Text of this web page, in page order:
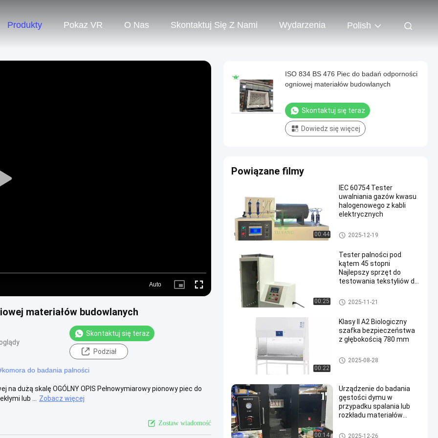
Produkty Pokaz VR O Nas Skontaktuj Się Z Nami Wydarzenia Polish
Play
Auto
Picture- Fullscreen
materiałów budowlanych
Skontaktuj się teraz
Podział
komora do badania palności
dużą skalę OGÓLNY OPIS Pełnowymiarowy pionowy piec do
lub ...
Zobacz więcej
Zostaw wiadomość
ISO 834 BS 476 Piec do badań odporności
ogniowej materiałów budowlanych
Skontaktuj się teraz
Dowiedz się więcej
Powiązane filmy
00:44
IEC 60754 Tester
uwalniania gazów kwasu
halogenowego z kabli
elektrycznych
Urządzenia do badania palno
ści
2025-12-19
00:25
Tester palności pod
kątem 45 stopni
Najlepszy sprzęt do
testowania tekstyliów do
tkaninach
Urządzenia do badania palno
ści
2025-11-21
00:22
Klasy II A2 Biologiczny
szafka bezpieczeństwa
z głębokością 780 mm
Urządzenia do badania palno
ści
2025-08-28
00:14
Urządzenie do badania
gęstości dymu w
przypadku spalania lub
rozkładu materiałów
Urządzenia do badania palno
2025-12-26